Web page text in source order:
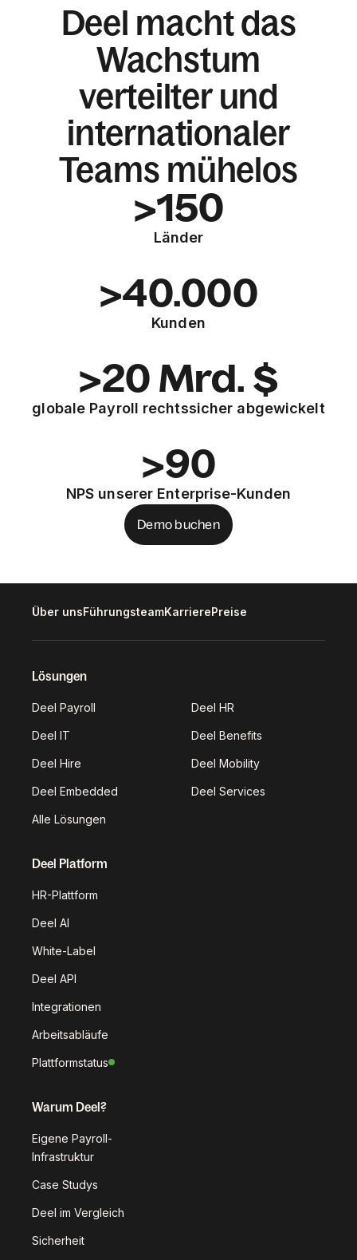
Deel macht das
Wachstum
verteilter und
internationaler
Teams mühelos
>150
Länder
>40.000
Kunden
>20 Mrd. $
globale Payroll rechtssicher abgewickelt
>90
NPS unserer Enterprise-Kunden
Demo buchen
Über unsFührungsteamKarrierePreise
Lösungen
Deel Payroll Deel HR
Deel IT Deel Benefits
Deel Hire Deel Mobility
Deel Embedded Deel Services
Alle Lösungen
Deel Platform
HR-Plattform
Deel AI
White-Label
Deel API
Integrationen
Arbeitsabläufe
Plattformstatus
Warum Deel?
Eigene Payroll-
Infrastruktur
Case Studys
Deel im Vergleich
Sicherheit